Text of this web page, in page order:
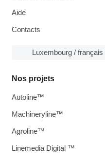
Aide
Contacts
Luxembourg / français
Nos projets
Autoline™
Machineryline™
Agroline™
Linemedia Digital ™